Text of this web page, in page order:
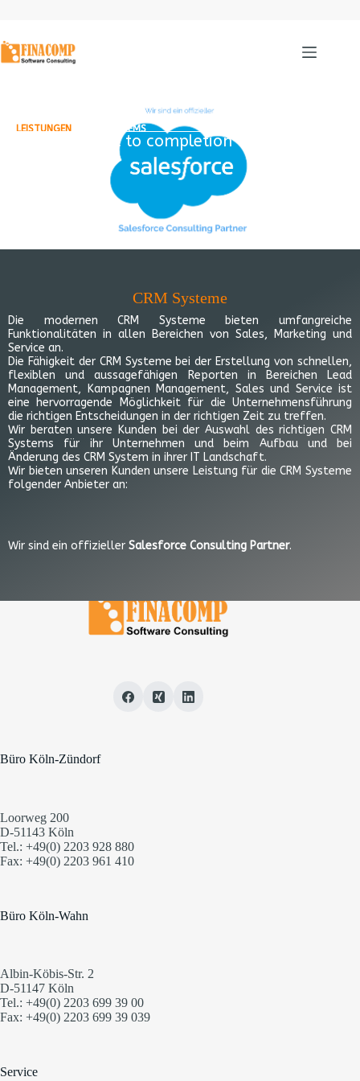
LEISTUNGEN / CRM SYSTEMS
From concept to completion
CRM Systeme
Die modernen CRM Systeme bieten umfangreiche
Funktionalitäten in allen Bereichen von Sales, Marketing und
Service an.
Die Fähigkeit der CRM Systeme bei der Erstellung von schnellen,
flexiblen und aussagefähigen Reporten in Bereichen Lead
Management, Kampagnen Management, Sales und Service ist
eine hervorragende Möglichkeit für die Unternehmensführung
die richtigen Entscheidungen in der richtigen Zeit zu treffen.
Wir beraten unsere Kunden bei der Auswahl des richtigen CRM
Systems für ihr Unternehmen und beim Aufbau und bei
Änderung des CRM System in ihrer IT Landschaft.
Wir bieten unseren Kunden unsere Leistung für die CRM Systeme
folgender Anbieter an:
Wir sind ein offizieller Salesforce Consulting Partner.
Büro Köln-Zündorf
Loorweg 200
D-51143 Köln
Tel.: +49(0) 2203 928 880
Fax: +49(0) 2203 961 410
Büro Köln-Wahn
Albin-Köbis-Str. 2
D-51147 Köln
Tel.: +49(0) 2203 699 39 00
Fax: +49(0) 2203 699 39 039
Service